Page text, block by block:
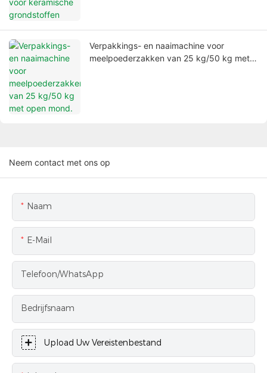
Verpakkings- en naaimachine voor
meelpoederzakken van 25 kg/50 kg met
Neem contact met ons op
Naam
E-Mail
Telefoon/WhatsApp
Bedrijfsnaam
Upload Uw Vereistenbestand